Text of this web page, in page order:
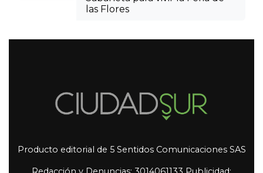
las Flores
Producto editorial de 5 Sentidos Comunicaciones SAS